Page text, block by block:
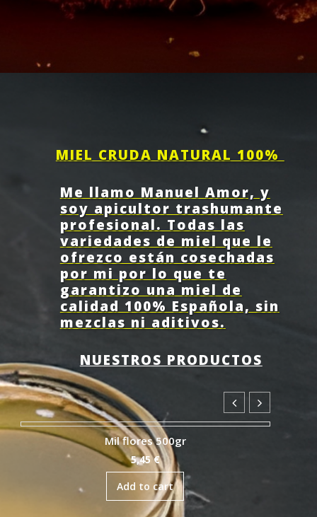
MIEL CRUDA NATURAL 100%
Me llamo Manuel Amor, y
soy apicultor trashumante
profesional. Todas las
variedades de miel que le
ofrezco están cosechadas
por mi por lo que te
garantizo una miel de
calidad 100% Española, sin
mezclas ni aditivos.
NUESTROS PRODUCTOS
Tomillo 500gr
5,45€
Add to cart